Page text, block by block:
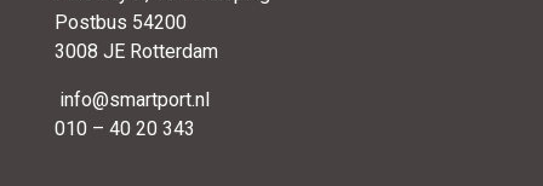
Postbus 54200
3008 JE Rotterdam
info@smartport.nl
010 – 40 20 343